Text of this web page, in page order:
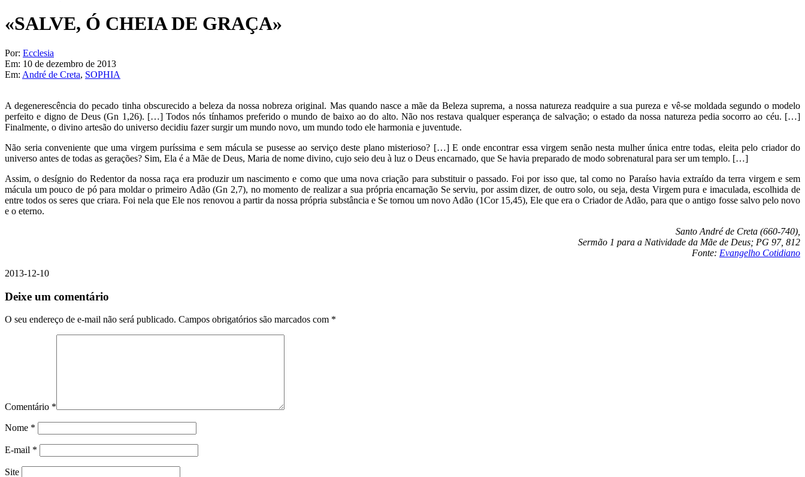
«SALVE, Ó CHEIA DE GRAÇA»
Por: Ecclesia
Em: 10 de dezembro de 2013
Em: André de Creta, SOPHIA
A degenerescência do pecado tinha obscurecido a beleza da nossa nobreza original. Mas quando nasce a mãe da Beleza suprema, a nossa natureza readquire a sua pureza e vê-se moldada segundo o modelo
perfeito e digno de Deus (Gn 1,26). […] Todos nós tínhamos preferido o mundo de baixo ao do alto. Não nos restava qualquer esperança de salvação; o estado da nossa natureza pedia socorro ao céu. […]
Finalmente, o divino artesão do universo decidiu fazer surgir um mundo novo, um mundo todo ele harmonia e juventude.
Não seria conveniente que uma virgem puríssima e sem mácula se pusesse ao serviço deste plano misterioso? […] E onde encontrar essa virgem senão nesta mulher única entre todas, eleita pelo criador do
universo antes de todas as gerações? Sim, Ela é a Mãe de Deus, Maria de nome divino, cujo seio deu à luz o Deus encarnado, que Se havia preparado de modo sobrenatural para ser um templo. […]
Assim, o desígnio do Redentor da nossa raça era produzir um nascimento e como que uma nova criação para substituir o passado. Foi por isso que, tal como no Paraíso havia extraído da terra virgem e sem
mácula um pouco de pó para moldar o primeiro Adão (Gn 2,7), no momento de realizar a sua própria encarnação Se serviu, por assim dizer, de outro solo, ou seja, desta Virgem pura e imaculada, escolhida de
entre todos os seres que criara. Foi nela que Ele nos renovou a partir da nossa própria substância e Se tornou um novo Adão (1Cor 15,45), Ele que era o Criador de Adão, para que o antigo fosse salvo pelo novo
e o eterno.
Santo André de Creta (660-740),
Sermão 1 para a Natividade da Mãe de Deus; PG 97, 812
Fonte: Evangelho Cotidiano
2013-12-10
Deixe um comentário
O seu endereço de e-mail não será publicado. Campos obrigatórios são marcados com *
Comentário *
Nome *
E-mail *
Site